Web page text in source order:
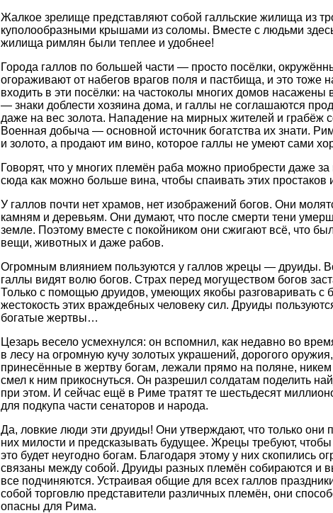
Жалкое зрелище представляют собой галльские жилища из
куполообразными крышами из соломы. Вместе с людьми
жилища римлян были теплее и удобнее!
Города галлов по большей части — просто посёлки,
огораживают от набегов врагов поля и пастбища, и это
входить в эти посёлки: на частоколы многих домов
— знаки доблести хозяина дома, и галлы не соглашаются
даже на вес золота. Нападение на мирных жителей и грабёж
Военная добыча — основной источник богатства их знати.
и золото, а продают им вино, которое галлы не умеют сами
Говорят, что у многих племён раба можно приобрести даже
сюда как можно больше вина, чтобы спаивать этих простаков
У галлов почти нет храмов, нет изображений богов. Они
камням и деревьям. Они думают, что после смерти тени
земле. Поэтому вместе с покойником они сжигают всё, что
вещи, животных и даже рабов.
Огромным влиянием пользуются у галлов жрецы — друиды.
галлы видят волю богов. Страх перед могуществом богов
Только с помощью друидов, умеющих якобы разговаривать с
жестокость этих враждебных человеку сил. Друиды
богатые жертвы…
Цезарь весело усмехнулся: он вспомнил, как недавно во
в лесу на огромную кучу золотых украшений, дорогого
принесённые в жертву богам, лежали прямо на поляне,
смел к ним прикоснуться. Он разрешил солдатам поделить
при этом. И сейчас ещё в Риме тратят те шестьдесят
для подкупа части сенаторов и народа.
Да, ловкие люди эти друиды! Они утверждают, что только они
них милости и предсказывать будущее. Жрецы требуют,
это будет неугодно богам. Благодаря этому у них скопились
связаны между собой. Друиды разных племён собираются и
все подчиняются. Устраивая общие для всех галлов
собой торговлю представители различных племён, они
опасны для Рима.